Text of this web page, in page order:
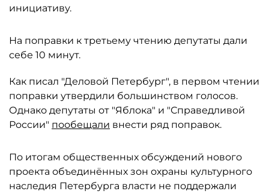
инициативу.
На поправки к третьему чтению депутаты дали
себе 10 минут.
Как писал "Деловой Петербург", в первом чтении
поправки утвердили большинством голосов.
Однако депутаты от "Яблока" и "Справедливой
России" пообещали внести ряд поправок.
По итогам общественных обсуждений нового
проекта объединённых зон охраны культурного
наследия Петербурга власти не поддержали